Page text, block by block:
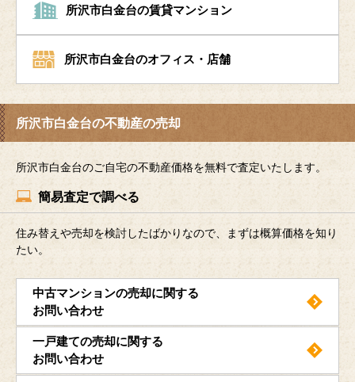
所沢市白金台の賃貸マンション
所沢市白金台のオフィス・店舗
所沢市白金台の不動産の売却
所沢市白金台のご自宅の不動産価格を無料で査定いたします。
簡易査定で調べる
住み替えや売却を検討したばかりなので、まずは概算価格を知り
たい。
中古マンションの売却に関する
お問い合わせ
一戸建ての売却に関する
お問い合わせ